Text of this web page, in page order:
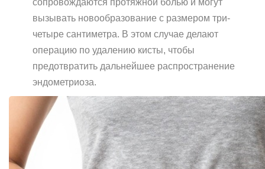
сопровождаются протяжной болью и могут
вызывать новообразование с размером три-
четыре сантиметра. В этом случае делают
операцию по удалению кисты, чтобы
предотвратить дальнейшее распространение
эндометриоза.